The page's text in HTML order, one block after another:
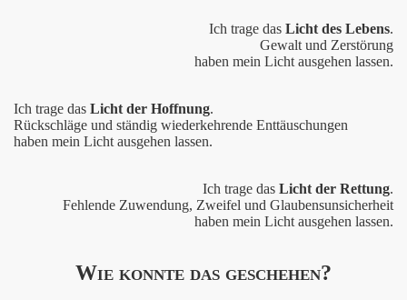
Ich trage das Licht des Lebens.
Gewalt und Zerstörung
haben mein Licht ausgehen lassen.
Ich trage das Licht der Hoffnung.
Rückschläge und ständig wiederkehrende Enttäuschungen
haben mein Licht ausgehen lassen.
Ich trage das Licht der Rettung.
Fehlende Zuwendung, Zweifel und Glaubensunsicherheit
haben mein Licht ausgehen lassen.
Wie konnte das geschehen?